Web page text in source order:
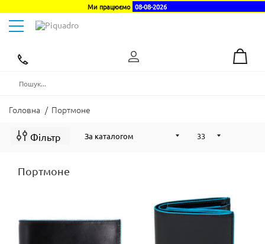
Ми працюємо 08-08-2026
Toggle
navigation
Головна / Портмоне
Фільтр
Портмоне